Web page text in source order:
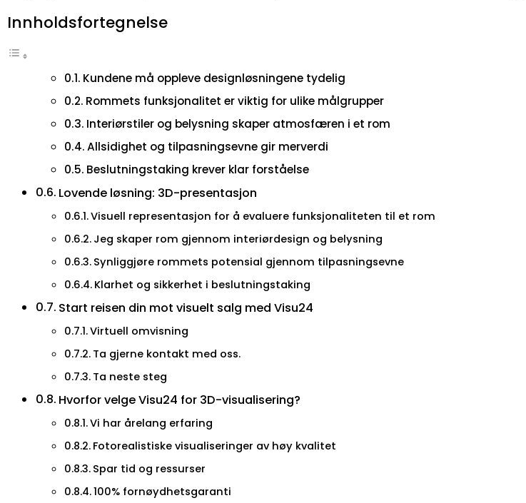
Innholdsfortegnelse
Kundene må oppleve designløsningene tydelig
Rommets funksjonalitet er viktig for ulike målgrupper
Interiørstiler og belysning skaper atmosfæren i et rom
Allsidighet og tilpasningsevne gir merverdi
Beslutningstaking krever klar forståelse
Lovende løsning: 3D-presentasjon
Visuell representasjon for å evaluere funksjonaliteten til et rom
Jeg skaper rom gjennom interiørdesign og belysning
Synliggjøre rommets potensial gjennom tilpasningsevne
Klarhet og sikkerhet i beslutningstaking
Start reisen din mot visuelt salg med Visu24
Virtuell omvisning
Ta gjerne kontakt med oss.
Ta neste steg
Hvorfor velge Visu24 for 3D-visualisering?
Vi har årelang erfaring
Fotorealistiske visualiseringer av høy kvalitet
Spar tid og ressurser
100% fornøydhetsgaranti